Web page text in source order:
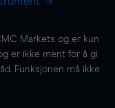
Markets og er kun
er ikke ment for å gi
Funksjonen må ikke